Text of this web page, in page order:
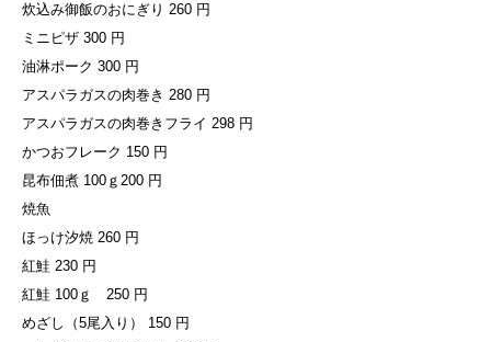
炊込み御飯のおにぎり 260 円
ミニピザ 300 円
油淋ポーク 300 円
アスパラガスの肉巻き 280 円
アスパラガスの肉巻きフライ 298 円
かつおフレーク 150 円
昆布佃煮 100ｇ200 円
焼魚
ほっけ汐焼 260 円
紅鮭 230 円
紅鮭 100ｇ 250 円
めざし（5尾入り） 150 円